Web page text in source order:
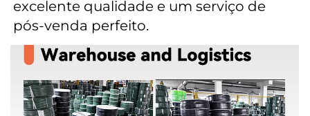
excelente qualidade e um serviço de
pós-venda perfeito.